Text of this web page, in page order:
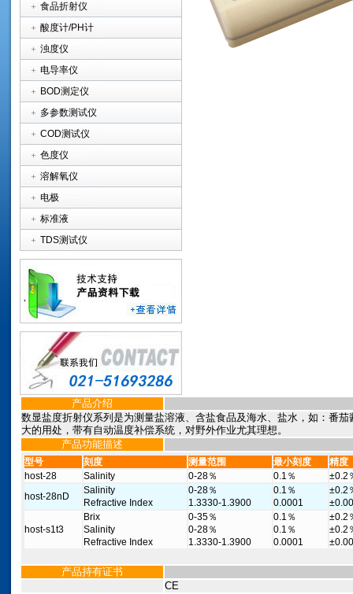
食品折射仪
酸度计/PH计
浊度仪
电导率仪
BOD测定仪
多参数测试仪
COD测试仪
色度仪
溶解氧仪
电极
标准液
TDS测试仪
产品介绍
数显盐度折射仪系列 是为测量盐溶液、含盐食品及海水、盐水，如：番
大的用处，带有自动温度补偿系统，对野外作业尤其理想。
产品功能描述
型号 刻度 测量范围 最小刻度
精度
host-28
Salinity 0-28％ 0.1％
±0.2
host-28nD
Salinity
Refractive Index
0-28％
1.3330-1.3900
0.1％
0.0001
±0.2
host-s1t3
Brix
Salinity
Refractive Index
0-35％
0-28％
1.3330-1.3900
0.1％
0.1％
0.0001
±0.2
±0.2
产品持有证书
CE